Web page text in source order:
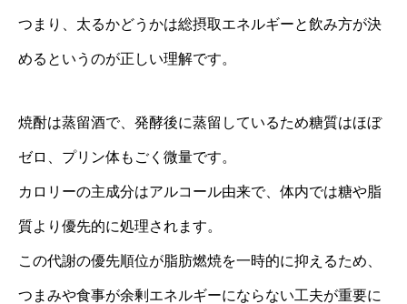
つまり、太るかどうかは総摂取エネルギーと飲み方が決
めるというのが正しい理解です。
焼酎は蒸留酒で、発酵後に蒸留しているため糖質はほぼ
ゼロ、プリン体もごく微量です。
カロリーの主成分はアルコール由来で、体内では糖や脂
質より優先的に処理されます。
この代謝の優先順位が脂肪燃焼を一時的に抑えるため、
つまみや食事が余剰エネルギーにならない工夫が重要に